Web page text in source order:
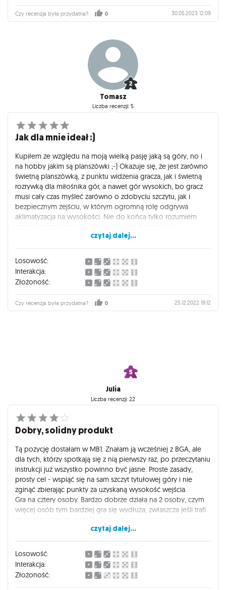
Czy recenzja była przydatna? 0 30.05.2023 12:09
Tomasz
Liczba recenzji: 5
Jak dla mnie ideał :)
Kupiłem ze względu na moją wielką pasję jaką są góry, no i
na hobby jakim są planszówki ;-) Okazuje się, że jest zarówno
świetną planszówką, z punktu widzenia gracza, jak i świetną
rozrywką dla miłośnika gór, a nawet gór wysokich, bo gracz
musi cały czas myśleć zarówno o zdobyciu szczytu, jak i
bezpiecznym zejściu, w którym ogromną rolę odgrywa
aklimatyzacja na wysokości. Nie do końca tylko rozumiem
przynajmniej tak dużego ograniczenia. Może miał to być
dodatkowy smaczek w rywalizacji, jednak fakt, że tylko 1
osoba może stanąć na szczycie w danym momencie i blokuje
potem wejście innym, jest czasem irytujący, i nieco odbiera
tego "górskiego" realizmu. Mimo to dla mnie bomba. Gra
idealna dla niezaawansowanych, dla początkujących może
być początkowo nieco skomplikowana. Dla fanów gier
strategicznych, z niedużym, ale satysfakcjonującym poziomem
czytaj dalej...
Losowość:
Interakcja:
Złożoność:
Czy recenzja była przydatna? 0 25.12.2022 19:12
Julia
Liczba recenzji: 22
Dobry, solidny produkt
Tą pozycję dostałam w MB1. Znałam ją wcześniej z BGA, ale
dla tych, którzy spotkają się z nią pierwszy raz, po przeczytaniu
instrukcji już wszystko powinno być jasne. Proste zasady,
prosty cel - wspiąć się na sam szczyt tytułowej góry i nie
zginąć zbierając punkty za uzyskaną wysokość wejścia.
Gra na cztery osoby. Bardzo dobrze działa na 2 osoby, czym
więcej osób tym bardziej gra się wydłuża, zwłaszcza jeśli trafi
każdy jeden punkt ruchu.
Generalnie gra fajna do pogrania, ale moim zdaniem może się
szybko znudzić.
czytaj dalej...
Losowość:
Interakcja:
Złożoność: